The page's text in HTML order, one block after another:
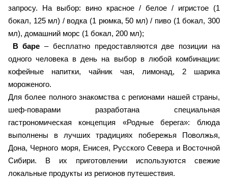
запросу. На выбор: вино красное / белое / игристое (1
бокал, 125 мл) / водка (1 рюмка, 50 мл) / пиво (1 бокал, 300
мл), домашний морс (1 бокал, 200 мл);
В баре – бесплатно предоставляются две позиции на
одного человека в день на выбор в любой комбинации:
кофейные напитки, чайник чая, лимонад, 2 шарика
мороженого.
Для более полного знакомства с регионами нашей страны,
шеф-поварами разработана специальная
гастрономическая концепция «Родные берега»: блюда
выполнены в лучших традициях побережья Поволжья,
Дона, Черного моря, Енисея, Русского Севера и Восточной
Сибири. В их приготовлении используются свежие
локальные продукты из регионов путешествия.